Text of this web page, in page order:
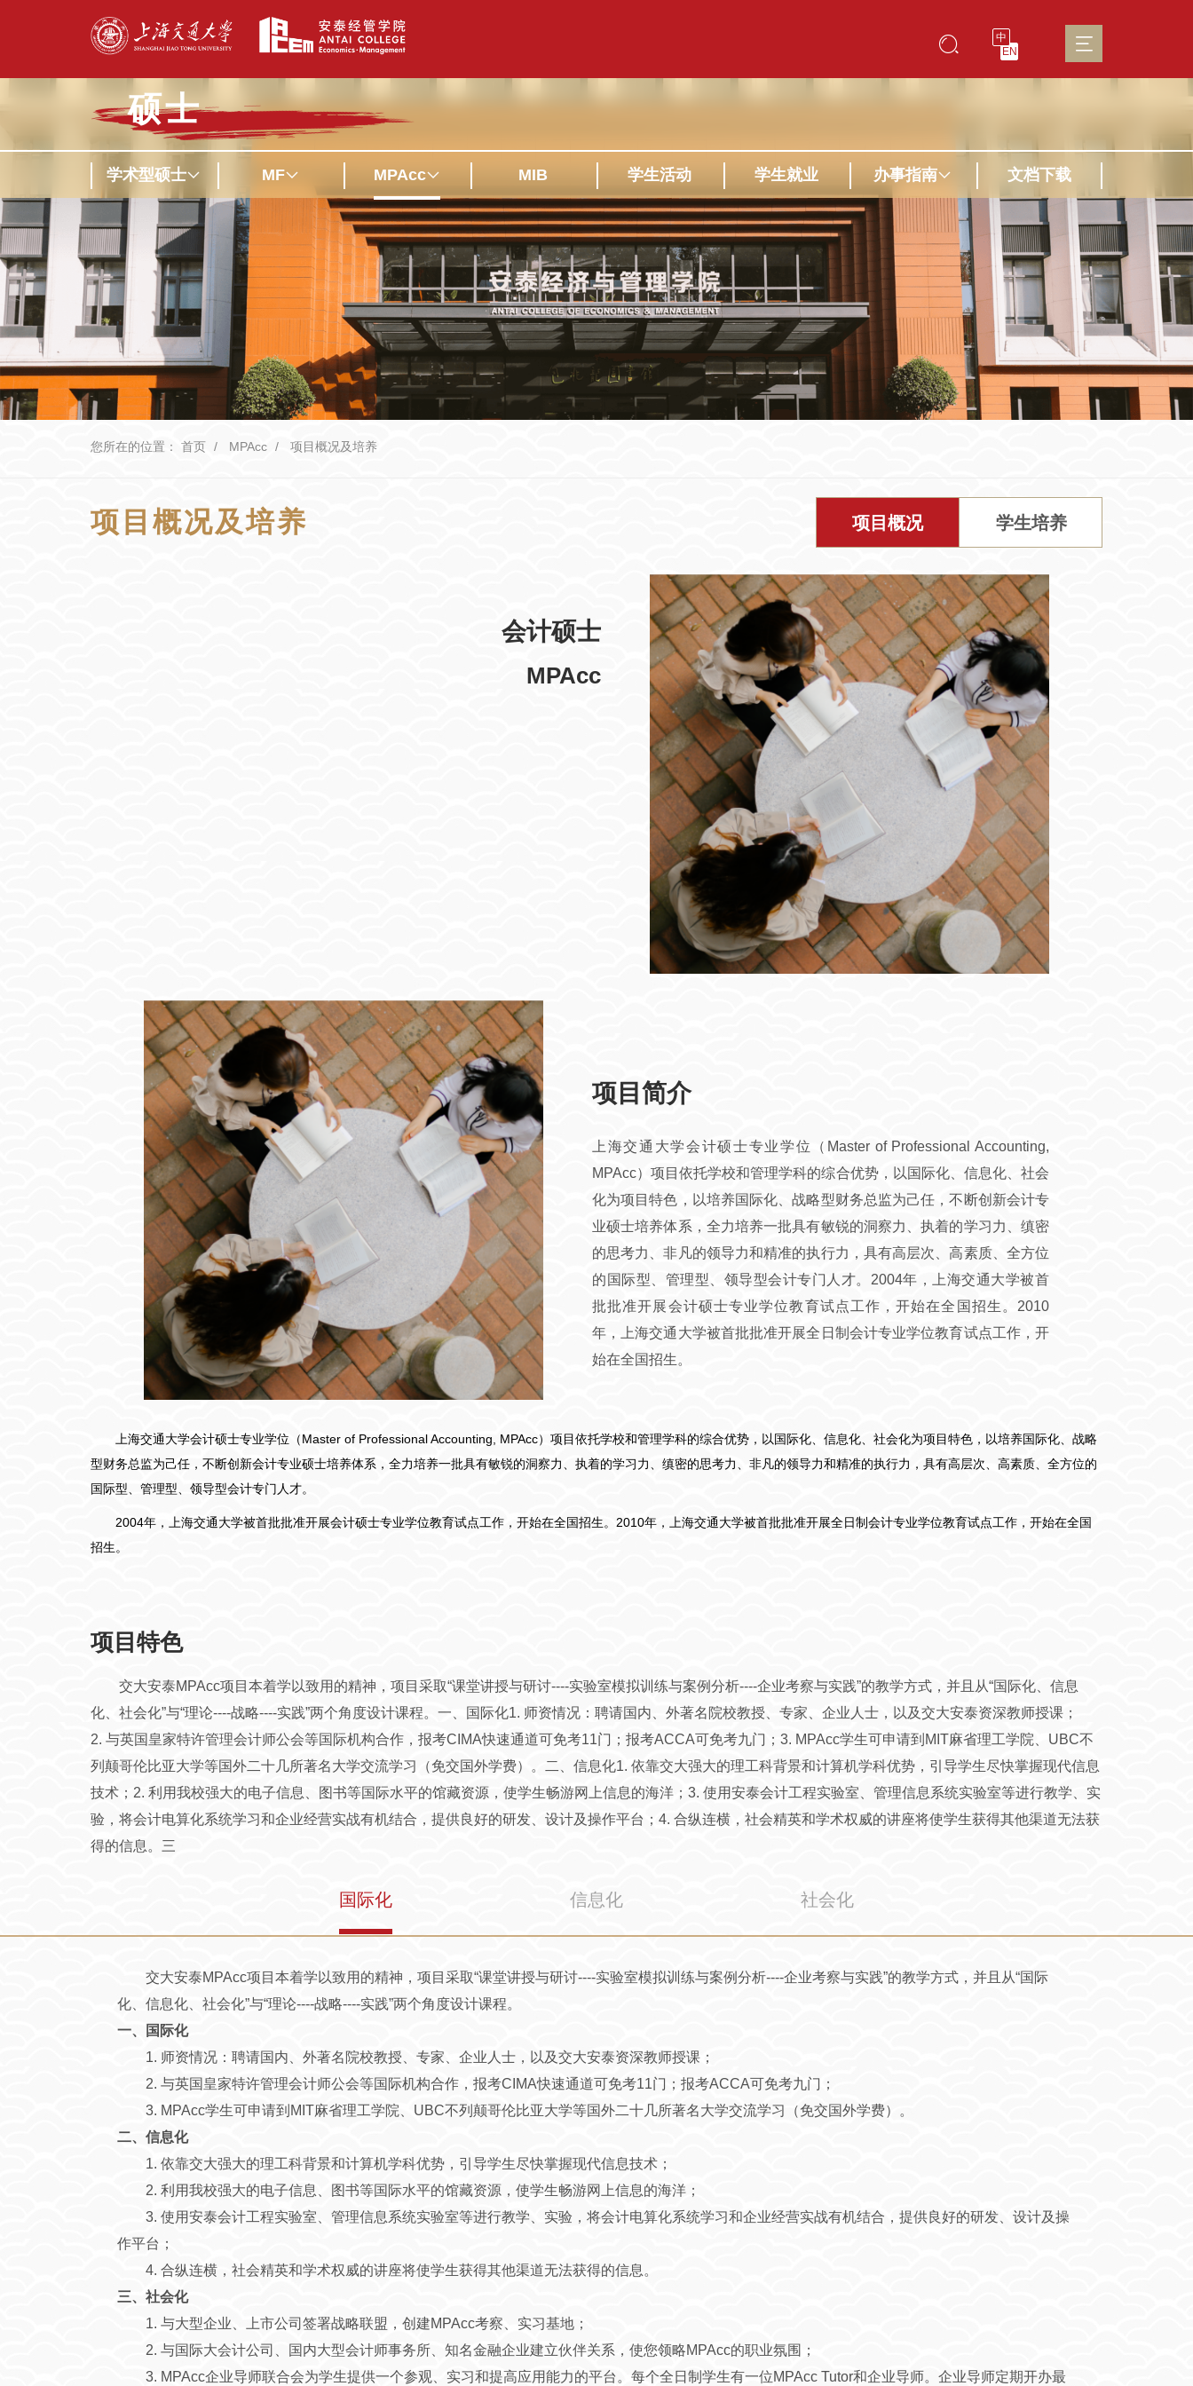
中
EN
硕士
学术型硕士 MF MPAcc MIB 学生活动 学生就业 办事指南 文档下载
您所在的位置： 首页 MPAcc 项目概况及培养
项目概况及培养 项目概况 学生培养
会计硕士
MPAcc
项目简介
上海交通大学会计硕士专业学位（Master of Professional Accounting,
MPAcc）项目依托学校和管理学科的综合优势，以国际化、信息化、社会
化为项目特色，以培养国际化、战略型财务总监为己任，不断创新会计专
业硕士培养体系，全力培养一批具有敏锐的洞察力、执着的学习力、缜密
的思考力、非凡的领导力和精准的执行力，具有高层次、高素质、全方位
的国际型、管理型、领导型会计专门人才。2004年，上海交通大学被首
批批准开展会计硕士专业学位教育试点工作，开始在全国招生。2010
年，上海交通大学被首批批准开展全日制会计专业学位教育试点工作，开
始在全国招生。
上海交通大学会计硕士专业学位（Master of Professional Accounting, MPAcc）项目依托学校和管理学科的综合优势，以国际化、信息化、社会化为项目特色，以培养国际化、战略
型财务总监为己任，不断创新会计专业硕士培养体系，全力培养一批具有敏锐的洞察力、执着的学习力、缜密的思考力、非凡的领导力和精准的执行力，具有高层次、高素质、全方位的
国际型、管理型、领导型会计专门人才。
2004年，上海交通大学被首批批准开展会计硕士专业学位教育试点工作，开始在全国招生。2010年，上海交通大学被首批批准开展全日制会计专业学位教育试点工作，开始在全国
招生。
项目特色
交大安泰MPAcc项目本着学以致用的精神，项目采取“课堂讲授与研讨----实验室模拟训练与案例分析----企业考察与实践”的教学方式，并且从“国际化、信息
化、社会化”与“理论----战略----实践”两个角度设计课程。一、国际化1. 师资情况：聘请国内、外著名院校教授、专家、企业人士，以及交大安泰资深教师授课；
2. 与英国皇家特许管理会计师公会等国际机构合作，报考CIMA快速通道可免考11门；报考ACCA可免考九门；3. MPAcc学生可申请到MIT麻省理工学院、UBC不
列颠哥伦比亚大学等国外二十几所著名大学交流学习（免交国外学费）。二、信息化1. 依靠交大强大的理工科背景和计算机学科优势，引导学生尽快掌握现代信息
技术；2. 利用我校强大的电子信息、图书等国际水平的馆藏资源，使学生畅游网上信息的海洋；3. 使用安泰会计工程实验室、管理信息系统实验室等进行教学、实
验，将会计电算化系统学习和企业经营实战有机结合，提供良好的研发、设计及操作平台；4. 合纵连横，社会精英和学术权威的讲座将使学生获得其他渠道无法获
得的信息。三
国际化 信息化 社会化
交大安泰MPAcc项目本着学以致用的精神，项目采取“课堂讲授与研讨----实验室模拟训练与案例分析----企业考察与实践”的教学方式，并且从“国际
化、信息化、社会化”与“理论----战略----实践”两个角度设计课程。
一、国际化
1. 师资情况：聘请国内、外著名院校教授、专家、企业人士，以及交大安泰资深教师授课；
2. 与英国皇家特许管理会计师公会等国际机构合作，报考CIMA快速通道可免考11门；报考ACCA可免考九门；
3. MPAcc学生可申请到MIT麻省理工学院、UBC不列颠哥伦比亚大学等国外二十几所著名大学交流学习（免交国外学费）。
二、信息化
1. 依靠交大强大的理工科背景和计算机学科优势，引导学生尽快掌握现代信息技术；
2. 利用我校强大的电子信息、图书等国际水平的馆藏资源，使学生畅游网上信息的海洋；
3. 使用安泰会计工程实验室、管理信息系统实验室等进行教学、实验，将会计电算化系统学习和企业经营实战有机结合，提供良好的研发、设计及操
作平台；
4. 合纵连横，社会精英和学术权威的讲座将使学生获得其他渠道无法获得的信息。
三、社会化
1. 与大型企业、上市公司签署战略联盟，创建MPAcc考察、实习基地；
2. 与国际大会计公司、国内大型会计师事务所、知名金融企业建立伙伴关系，使您领略MPAcc的职业氛围；
3. MPAcc企业导师联合会为学生提供一个参观、实习和提高应用能力的平台。每个全日制学生有一位MPAcc Tutor和企业导师。企业导师定期开办最